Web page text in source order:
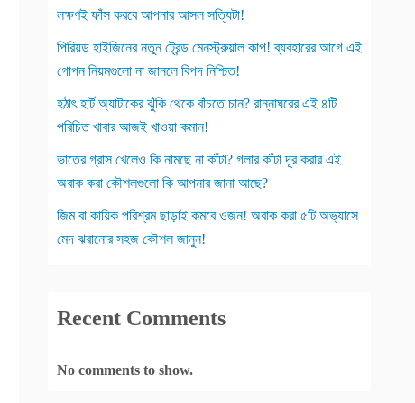
লক্ষণই ফাঁস করবে আপনার আসল সত্যিটা!
পিরিয়ড হাইজিনের নতুন ট্রেন্ড মেনস্ট্রুয়াল কাপ! ব্যবহারের আগে এই
গোপন নিয়মগুলো না জানলে বিপদ নিশ্চিত!
হঠাৎ হার্ট অ্যাটাকের ঝুঁকি থেকে বাঁচতে চান? রান্নাঘরের এই ৪টি
পরিচিত খাবার আজই খাওয়া কমান!
ভাতের গ্রাস খেলেও কি নামছে না কাঁটা? গলার কাঁটা দূর করার এই
অবাক করা কৌশলগুলো কি আপনার জানা আছে?
জিম বা কায়িক পরিশ্রম ছাড়াই কমবে ওজন! অবাক করা ৫টি অভ্যাসে
মেদ ঝরানোর সহজ কৌশল জানুন!
Recent Comments
No comments to show.